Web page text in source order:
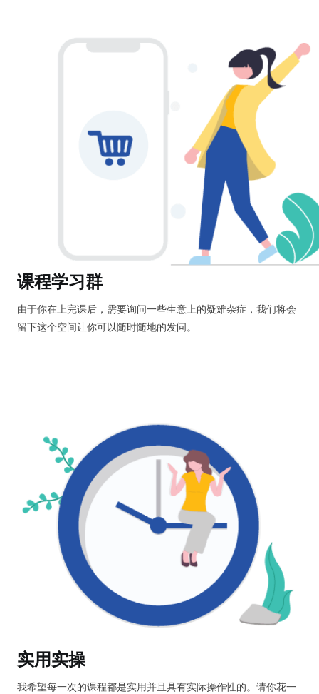
课程学习群
由于你在上完课后，需要询问一些生意上的疑难杂症，我们将会
留下这个空间让你可以随时随地的发问。
实用实操
我希望每一次的课程都是实用并且具有实际操作性的。请你花一